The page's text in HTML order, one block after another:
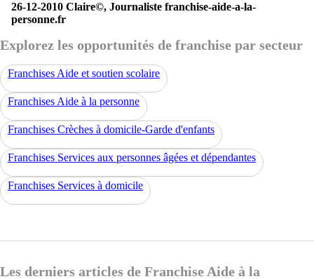
26-12-2010 Claire©, Journaliste franchise-aide-a-la-
personne.fr
Explorez les opportunités de franchise par secteur
Franchises Aide et soutien scolaire
Franchises Aide à la personne
Franchises Crèches à domicile-Garde d'enfants
Franchises Services aux personnes âgées et dépendantes
Franchises Services à domicile
Les derniers articles de Franchise Aide à la